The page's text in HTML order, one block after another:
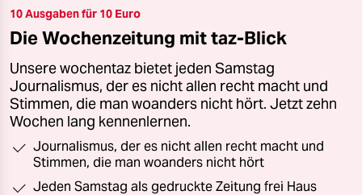
10 Ausgaben für 10 Euro
Die Wochenzeitung mit taz-Blick
Unsere wochentaz bietet jeden Samstag
Journalismus, der es nicht allen recht macht und
Stimmen, die man woanders nicht hört. Jetzt zehn
Wochen lang kennenlernen.
Journalismus, der es nicht allen recht macht und
Stimmen, die man woanders nicht hört
Jeden Samstag als gedruckte Zeitung frei Haus